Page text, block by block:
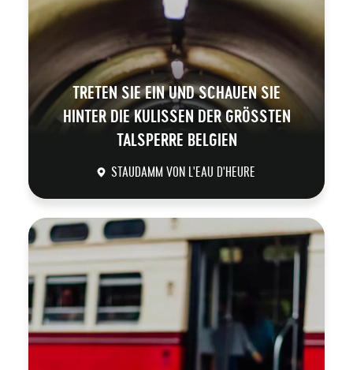
TRETEN SIE EIN UND SCHAUEN SIE
HINTER DIE KULISSEN DER GRÖSSTEN T
ALSPERRE BELGIEN
STAUDAMM VON L'EAU D'HEURE